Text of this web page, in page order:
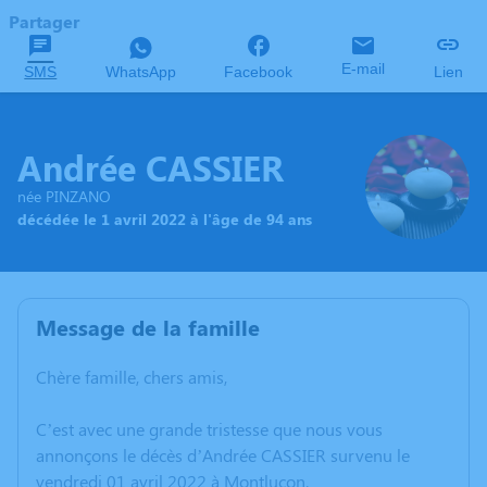
Partager
SMS WhatsApp Facebook E-mail Lien
Andrée CASSIER
née PINZANO
décédée le 1 avril 2022 à l'âge de 94 ans
Message de la famille
Chère famille, chers amis,
C’est avec une grande tristesse que nous vous
annonçons le décès d’Andrée CASSIER survenu le
vendredi 01 avril 2022 à Montluçon.